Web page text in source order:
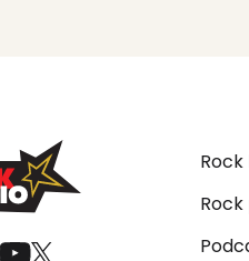
Rock